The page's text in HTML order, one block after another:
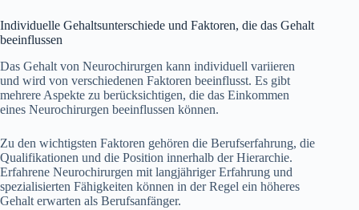
Individuelle Gehaltsunterschiede und Faktoren, die das Gehalt
beeinflussen
Das Gehalt von Neurochirurgen kann individuell variieren
und wird von verschiedenen Faktoren beeinflusst. Es gibt
mehrere Aspekte zu berücksichtigen, die das Einkommen
eines Neurochirurgen beeinflussen können.
Zu den wichtigsten Faktoren gehören die Berufserfahrung, die
Qualifikationen und die Position innerhalb der Hierarchie.
Erfahrene Neurochirurgen mit langjähriger Erfahrung und
spezialisierten Fähigkeiten können in der Regel ein höheres
Gehalt erwarten als Berufsanfänger.